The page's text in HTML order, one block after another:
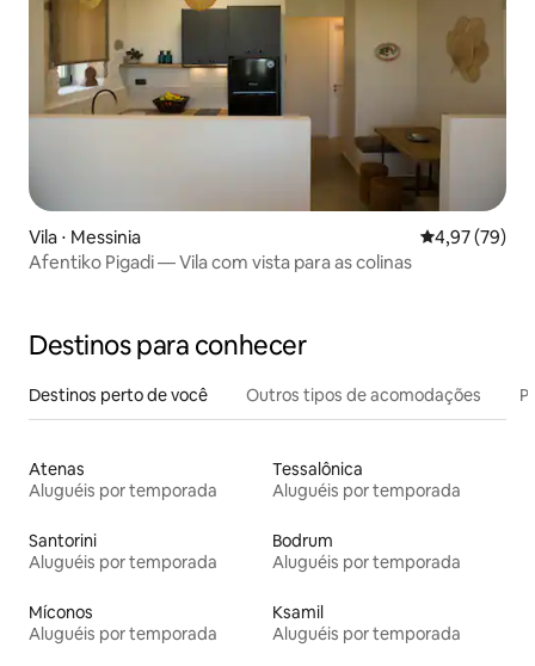
Vila ⋅ Messinia 4,97 de uma
4,97 (79)
Afentiko Pigadi — Vila com vista para as colinas
Destinos para conhecer
Destinos perto de você Outros tipos de acomodações
Atenas
Aluguéis por temporada
Tessalônica
Aluguéis por temporada
Santorini
Aluguéis por temporada
Bodrum
Aluguéis por temporada
Míconos
Aluguéis por temporada
Ksamil
Aluguéis por temporada